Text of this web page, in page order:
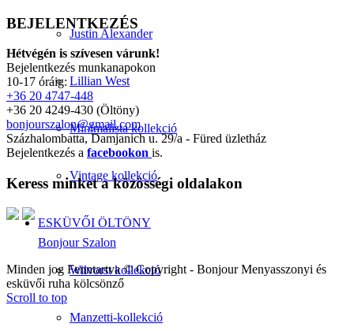
Justin Alexander
Lillian West
Minimalista kollekció
Vintage kollekció
ESKÜVŐI ÖLTÖNY
Wilvorst kollekció
Manzetti-kollekció
BEJELENTKEZÉS
Hétvégén is szívesen várunk!
Bejelentkezés munkanapokon
10-17 óráig:
+36 20 4747-448
+36 20 4249-430 (Öltöny)
bonjourszalon@gmail.com
Százhalombatta, Damjanich u. 29/a - Füred üzletház
Bejelentkezés a facebookon is.
Keress minket a közösségi oldalakon
Bonjour Szalon
Minden jog Fenntartva © Copyright - Bonjour Menyasszonyi és
esküvői ruha kölcsönző
Scroll to top